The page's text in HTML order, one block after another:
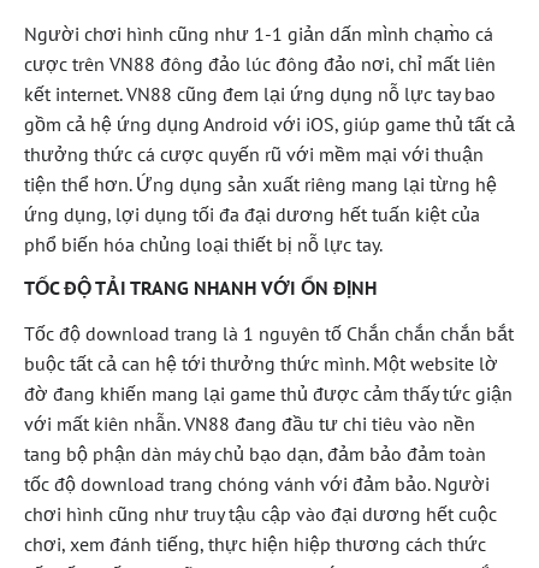
Người chơi hình cũng như 1-1 giản dấn mình chạm̀o cá
cược trên VN88 đông đảo lúc đông đảo nơi, chỉ mất liên
kết internet. VN88 cũng đem lại ứng dụng nỗ lực tay bao
gồm cả hệ ứng dụng Android với iOS, giúp game thủ tất cả
thưởng thức cá cược quyến rũ với mềm mại với thuận
tiện thể hơn. Ứng dụng sản xuất riêng mang lại từng hệ
ứng dụng, lợi dụng tối đa đại dương hết tuấn kiệt của
phổ biến hóa chủng loại thiết bị nỗ lực tay.
TỐC ĐỘ TẢI TRANG NHANH VỚI ỔN ĐỊNH
Tốc độ download trang là 1 nguyên tố Chắn chắn chắn bắt
buộc tất cả can hệ tới thưởng thức mình. Một website lờ
đờ đang khiến mang lại game thủ được cảm thấy tức giận
với mất kiên nhẫn. VN88 đang đầu tư chi tiêu vào nền
tang bộ phận dàn máy chủ bạo dạn, đảm bảo đảm toàn
tốc độ download trang chóng vánh với đảm bảo. Người
chơi hình cũng như truy tậu cập vào đại dương hết cuộc
chơi, xem đánh tiếng, thực hiện hiệp thương cách thức